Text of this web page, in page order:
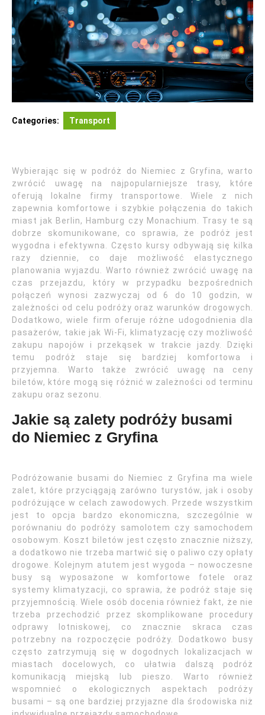
Categories: Transport
Wybierając się w podróż do Niemiec z Gryfina, warto
zwrócić uwagę na najpopularniejsze trasy, które
oferują lokalne firmy transportowe. Wiele z nich
zapewnia komfortowe i szybkie połączenia do takich
miast jak Berlin, Hamburg czy Monachium. Trasy te są
dobrze skomunikowane, co sprawia, że podróż jest
wygodna i efektywna. Często kursy odbywają się kilka
razy dziennie, co daje możliwość elastycznego
planowania wyjazdu. Warto również zwrócić uwagę na
czas przejazdu, który w przypadku bezpośrednich
połączeń wynosi zazwyczaj od 6 do 10 godzin, w
zależności od celu podróży oraz warunków drogowych.
Dodatkowo, wiele firm oferuje różne udogodnienia dla
pasażerów, takie jak Wi-Fi, klimatyzację czy możliwość
zakupu napojów i przekąsek w trakcie jazdy. Dzięki
temu podróż staje się bardziej komfortowa i
przyjemna. Warto także zwrócić uwagę na ceny
biletów, które mogą się różnić w zależności od terminu
zakupu oraz sezonu.
Jakie są zalety podróży busami
do Niemiec z Gryfina
Podróżowanie busami do Niemiec z Gryfina ma wiele
zalet, które przyciągają zarówno turystów, jak i osoby
podróżujące w celach zawodowych. Przede wszystkim
jest to opcja bardzo ekonomiczna, szczególnie w
porównaniu do podróży samolotem czy samochodem
osobowym. Koszt biletów jest często znacznie niższy,
a dodatkowo nie trzeba martwić się o paliwo czy opłaty
drogowe. Kolejnym atutem jest wygoda – nowoczesne
busy są wyposażone w komfortowe fotele oraz
systemy klimatyzacji, co sprawia, że podróż staje się
przyjemnością. Wiele osób docenia również fakt, że nie
trzeba przechodzić przez skomplikowane procedury
odprawy lotniskowej, co znacznie skraca czas
potrzebny na rozpoczęcie podróży. Dodatkowo busy
często zatrzymują się w dogodnych lokalizacjach w
miastach docelowych, co ułatwia dalszą podróż
komunikacją miejską lub pieszo. Warto również
wspomnieć o ekologicznych aspektach podróży
busami – są one bardziej przyjazne dla środowiska niż